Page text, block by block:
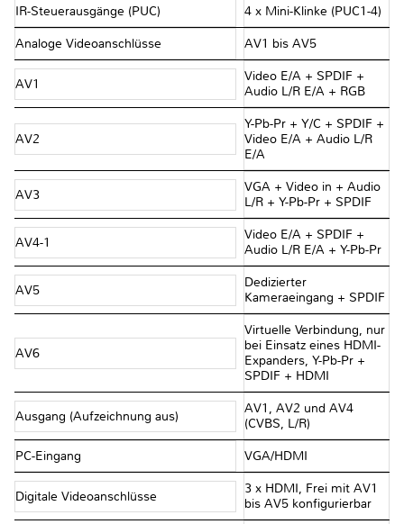
IR-Steuerausgänge (PUC) 4 x Mini-Klinke (PUC1-4)
Analoge Videoanschlüsse AV1 bis AV5
AV1
Video E/A + SPDIF +
Audio L/R E/A + RGB
AV2
Y-Pb-Pr + Y/C + SPDIF +
Video E/A + Audio L/R
E/A
AV3
VGA + Video in + Audio
L/R + Y-Pb-Pr + SPDIF
AV4-1
Video E/A + SPDIF +
Audio L/R E/A + Y-Pb-Pr
AV5
Dedizierter
Kameraeingang + SPDIF
AV6
Virtuelle Verbindung, nur
bei Einsatz eines HDMI-
Expanders, Y-Pb-Pr +
SPDIF + HDMI
Ausgang (Aufzeichnung aus)
AV1, AV2 und AV4
(CVBS, L/R)
PC-Eingang VGA/HDMI
Digitale Videoanschlüsse
3 x HDMI, Frei mit AV1
bis AV5 konfigurierbar